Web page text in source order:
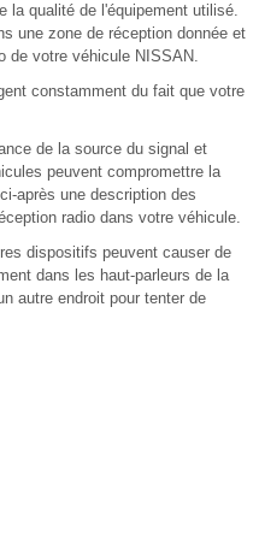
la qualité de l'équipement utilisé.
une zone de réception donnée et
de votre véhicule NISSAN.
constamment du fait que votre
de la source du signal et
peuvent compromettre la
après une description des
radio dans votre véhicule.
dispositifs peuvent causer de
dans les haut-parleurs de la
autre endroit pour tenter de